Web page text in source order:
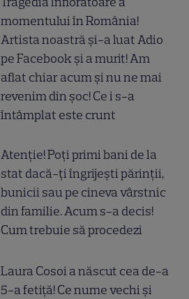
momentului în România!
Artista noastră și-a luat Adio
pe Facebook și a murit! Am
aflat chiar acum și nu ne mai
revenim din șoc! Ce i s-a
întâmplat este crunt
Atenție! Poți primi bani de la
stat dacă-ți îngrijești părinții,
bunicii sau pe cineva vârstnic
din familie. Acum s-a decis!
Cum trebuie să procedezi
Laura Cosoi a născut cea de-a
5-a fetiță! Ce nume vechi și